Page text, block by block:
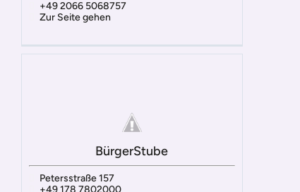
+49 2066 5068757
Zur Seite gehen
BürgerStube
Petersstraße 157